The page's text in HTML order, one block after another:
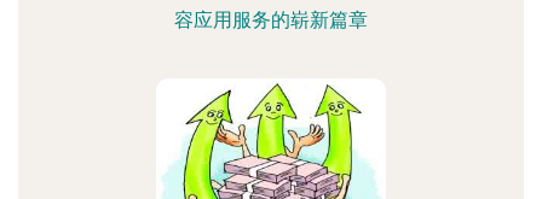
容应用服务的崭新篇章